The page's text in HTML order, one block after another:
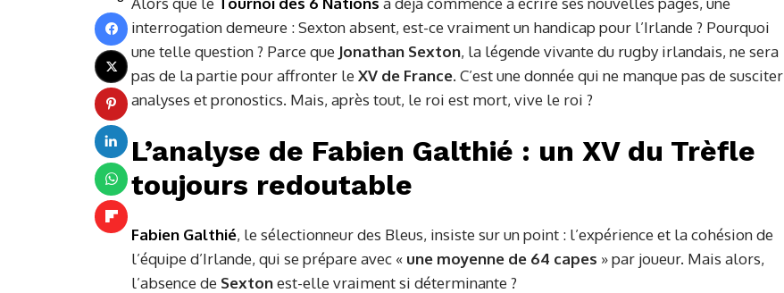
interrogation demeure : Sexton absent, est-ce vraiment un handicap pour l’Irlande ? Pourquoi
une telle question ? Parce que Jonathan Sexton, la légende vivante du rugby irlandais, ne sera
pas de la partie pour affronter le XV de France. C’est une donnée qui ne manque pas de susciter
analyses et pronostics. Mais, après tout, le roi est mort, vive le roi ?
L’analyse de Fabien Galthié : un XV du Trèfle
toujours redoutable
Fabien Galthié, le sélectionneur des Bleus, insiste sur un point : l’expérience et la cohésion de
l’équipe d’Irlande, qui se prépare avec « une moyenne de 64 capes » par joueur. Mais alors,
l’absence de Sextonest-elle vraiment si déterminante ?